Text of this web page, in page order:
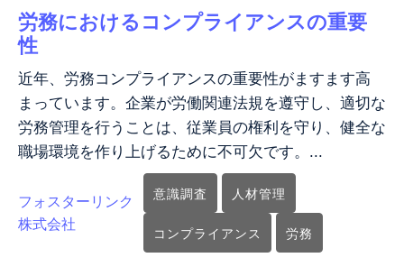
労務におけるコンプライアンスの重要
性
近年、労務コンプライアンスの重要性がますます高
まっています。企業が労働関連法規を遵守し、適切な
労務管理を行うことは、従業員の権利を守り、健全な
職場環境を作り上げるために不可欠です。...
フォスターリンク
株式会社
意識調査 人材管理
コンプライアンス 労務